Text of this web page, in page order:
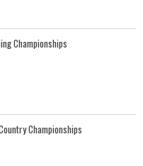
Championships
Championships